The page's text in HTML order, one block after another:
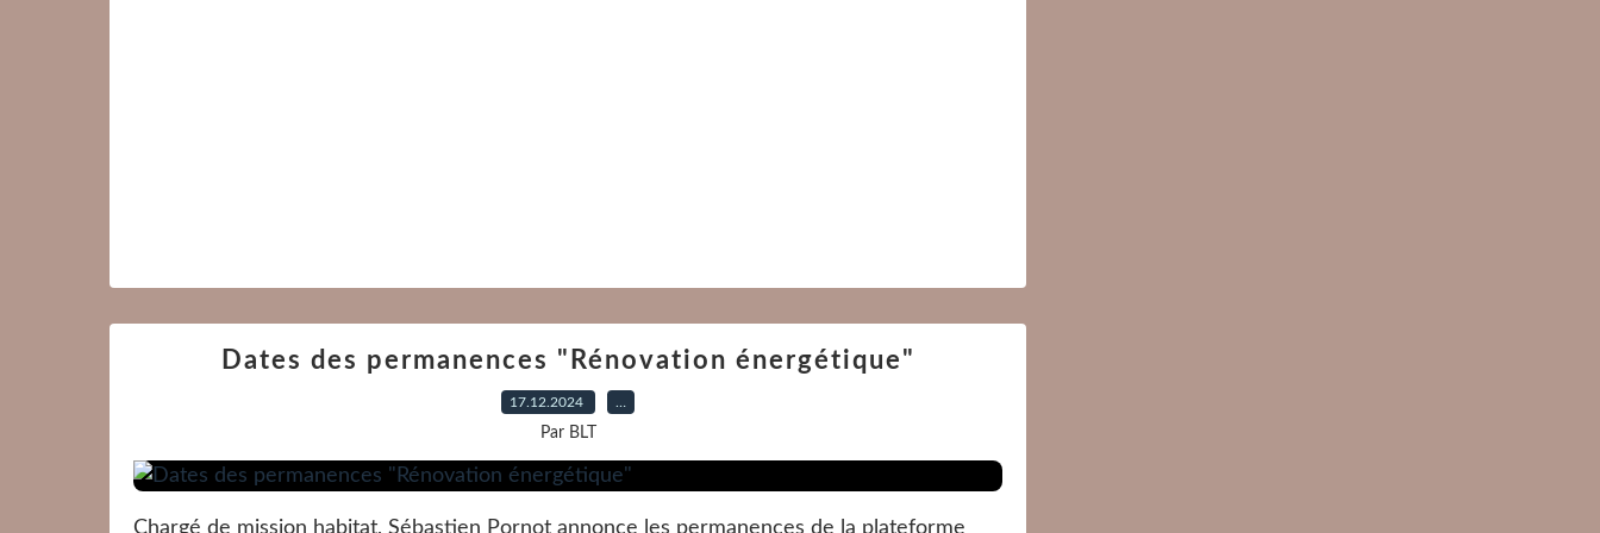
Dates des permanences "Rénovation énergétique"
17.12.2024
Par BLT
Chargé de mission habitat, Sébastien Pornot annonce les permanences de la plateforme